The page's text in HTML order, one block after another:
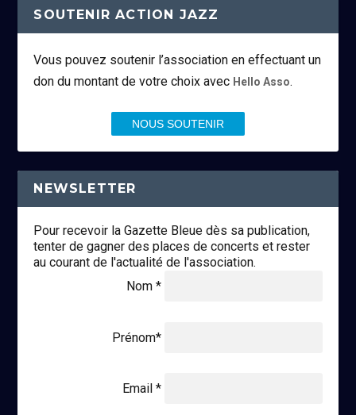
SOUTENIR ACTION JAZZ
Vous pouvez soutenir l’association en effectuant un
don du montant de votre choix avec Hello Asso.
NOUS SOUTENIR
NEWSLETTER
Pour recevoir la Gazette Bleue dès sa publication,
tenter de gagner des places de concerts et rester
au courant de l'actualité de l'association.
Nom *
Prénom*
Email *